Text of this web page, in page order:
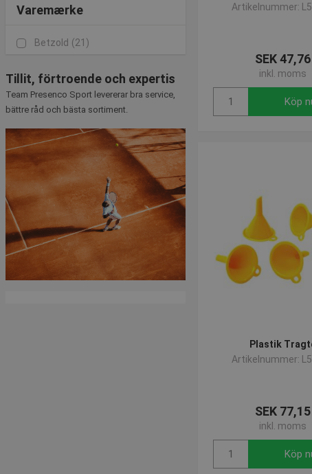
Varemærke
Betzold (21)
Tillit, förtroende och expertis
Team Presenco Sport levererar bra service,
bättre råd och bästa sortiment.
Artikelnummer:
SEK 47,76
inkl. moms
Köp
Plastik
Artikelnummer:
SEK 77,15
inkl. moms
Köp